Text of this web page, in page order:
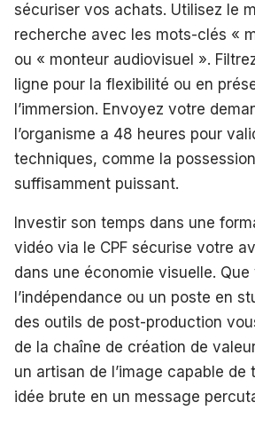
sécuriser vos achats. Utilisez le
recherche avec les mots-clés «
ou « monteur audiovisuel ».
ligne pour la flexibilité ou en
l’immersion. Envoyez votre
l’organisme a 48 heures pour
techniques, comme la
suffisamment puissant.
Investir son temps dans une
vidéo via le CPF sécurise votre
dans une économie visuelle.
l’indépendance ou un poste en
des outils de post-production
de la chaîne de création de
un artisan de l’image capable de
idée brute en un message